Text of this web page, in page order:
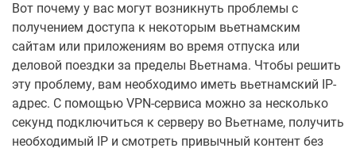
Вот почему у вас могут возникнуть проблемы с
получением доступа к некоторым вьетнамским
сайтам или приложениям во время отпуска или
деловой поездки за пределы Вьетнама. Чтобы решить
эту проблему, вам необходимо иметь вьетнамский IP-
адрес. С помощью VPN-сервиса можно за несколько
секунд подключиться к серверу во Вьетнаме, получить
необходимый IP и смотреть привычный контент без